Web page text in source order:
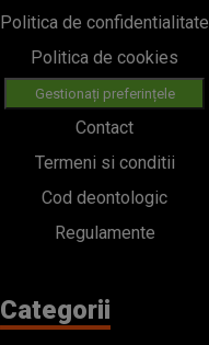
Politica de confidentialitate
Politica de cookies
Gestionați preferințele
Contact
Termeni si conditii
Cod deontologic
Regulamente
Categorii